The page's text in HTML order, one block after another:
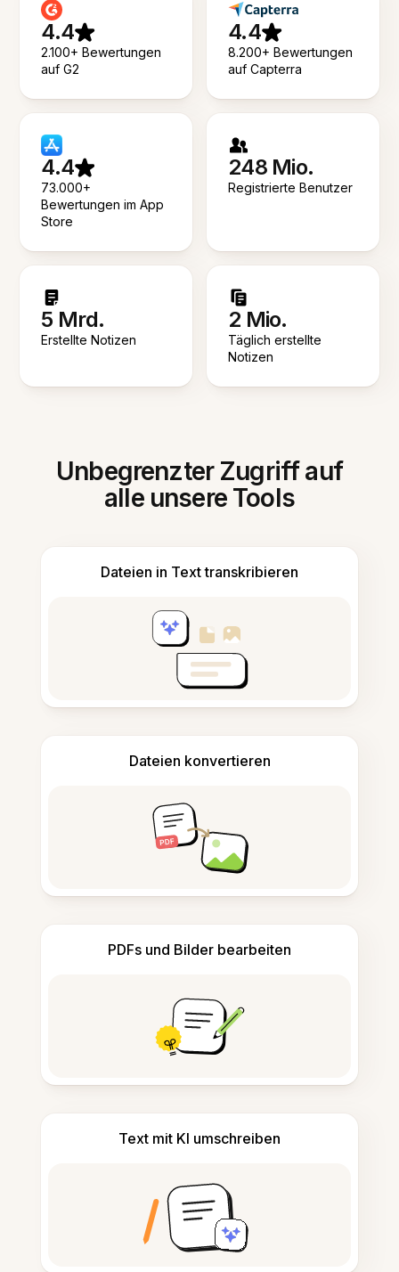
4.4
2.100+ Bewertungen
auf G2
4.4
8.200+ Bewertungen
auf Capterra
4.4
73.000+
Bewertungen im App
Store
248 Mio.
Registrierte Benutzer
5 Mrd.
Erstellte Notizen
2 Mio.
Täglich erstellte
Notizen
Unbegrenzter Zugriff auf
alle unsere Tools
Dateien in Text transkribieren
Dateien konvertieren
PDFs und Bilder bearbeiten
Text mit KI umschreiben